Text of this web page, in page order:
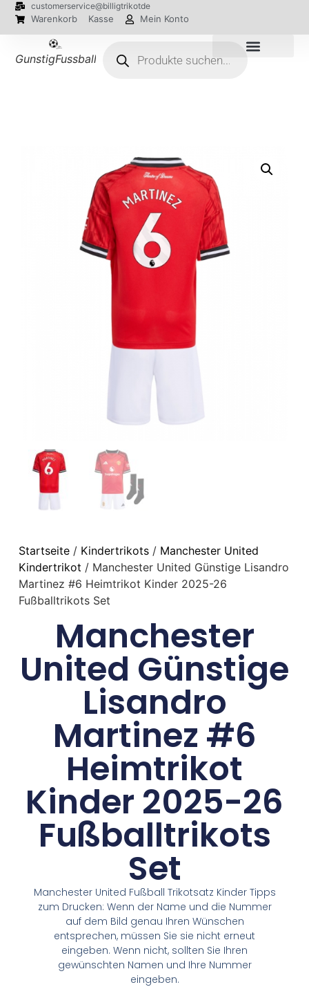
customerservice@billigtrikotde
Warenkorb Kasse Mein Konto
GunstigFussballTrikot
Startseite/ Kindertrikots/ Manchester United
Kindertrikot / Manchester United Günstige Lisandro
Martinez #6 Heimtrikot Kinder 2025-26
Fußballtrikots Set
Manchester
United Günstige
Lisandro
Martinez #6
Heimtrikot
Kinder 2025-26
Fußballtrikots
Set
Manchester United Fußball Trikotsatz Kinder Tipps
zum Drucken: Wenn der Name und die Nummer
auf dem Bild genau Ihren Wünschen
entsprechen, müssen Sie sie nicht erneut
eingeben. Wenn nicht, sollten Sie Ihren
gewünschten Namen und Ihre Nummer
eingeben.